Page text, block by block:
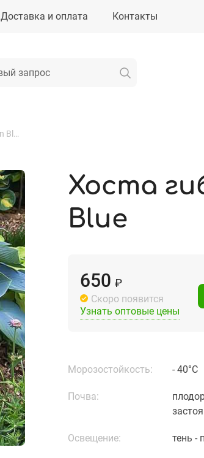
Доставка и оплата Контакты
Хоста гибридная Hadspen Blue
Хоста
Blue
650 ₽
Скоро появится
Узнать оптовые цены
Морозостойкость: - 40°С
Почва:
Освещение: тень -